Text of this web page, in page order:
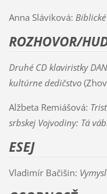
Anna Sláviková:
ROZHOVOR/
Druhé CD klaviristky
kultúrne dedičstvo
Alžbeta Remiášová:
srbskej Vojvodiny: Tá
ESEJ
Vladimír Bačišin: